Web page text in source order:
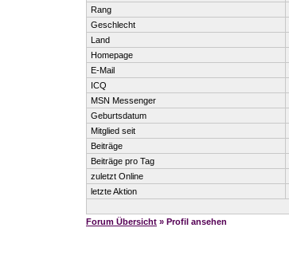
Rang
Geschlecht
Land
Homepage
E-Mail
ICQ
MSN Messenger
Geburtsdatum
Mitglied seit
Beiträge
Beiträge pro Tag
zuletzt Online
letzte Aktion
Forum Übersicht » Profil ansehen